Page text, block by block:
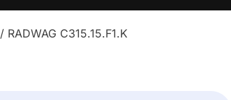
/ RADWAG C315.15.F1.K